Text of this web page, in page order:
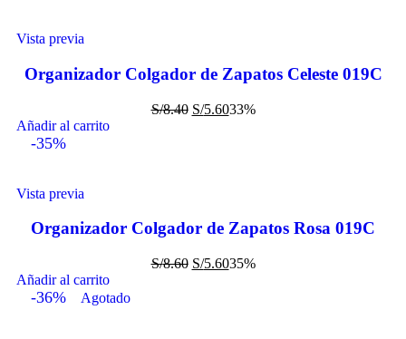
Vista previa
Organizador Colgador de Zapatos Celeste 019C
S/8.40 S/5.6033%
Añadir al carrito
-35%
Vista previa
Organizador Colgador de Zapatos Rosa 019C
S/8.60 S/5.6035%
Añadir al carrito
-36% Agotado